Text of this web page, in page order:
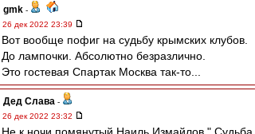
gmk -
26 дек 2022 23:39
Вот вообще пофиг на судьбу крымских клубов.
До лампочки. Абсолютно безразлично.
Это гостевая Спартак Москва так-то...
Дед Слава -
26 дек 2022 23:32